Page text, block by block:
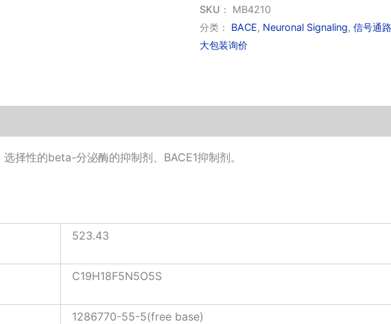
量
SKU： MB4210
分类： BACE, Neuronal Signaling, 信号通
大包装询价
择性的beta-分泌酶的抑制剂、BACE1抑制剂。
523.43
C19H18F5N5O5S
1286770-55-5(free base)